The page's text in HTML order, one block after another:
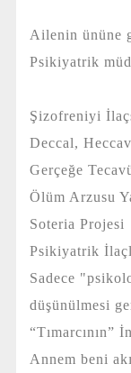
Ailenin
Psikiyatrik
Şizofreniyi
Deccal,
Gerçeğe
Ölüm Arzusu
Soteria
Psikiyatrik
Sadece
düşünülmesi
Annem beni